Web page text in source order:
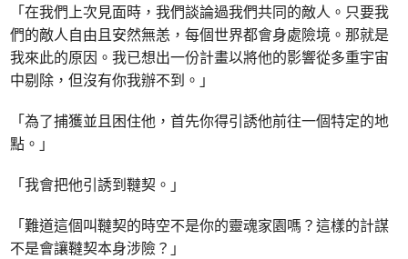
「在我們上次見面時，我們談論過我們共同的敵人。只要我
們的敵人自由且安然無恙，每個世界都會身處險境。那就是
我來此的原因。我已想出一份計畫以將他的影響從多重宇宙
中剔除，但沒有你我辦不到。」
「為了捕獲並且困住他，首先你得引誘他前往一個特定的地
點。」
「我會把他引誘到韃契。」
「難道這個叫韃契的時空不是你的靈魂家園嗎？這樣的計謀
不是會讓韃契本身涉險？」